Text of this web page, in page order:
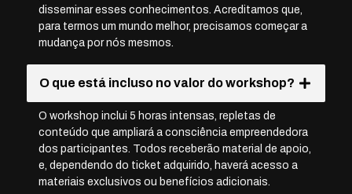
disseminar esses conhecimentos. Acreditamos que,
para termos um mundo melhor, precisamos começar a
mudança por nós mesmos.
O que está incluso no valor do workshop?
O workshop inclui 5 horas intensas, repletas de
conteúdo que ampliará a consciência empreendedora
dos participantes. Todos receberão material de apoio,
e, dependendo do ticket adquirido, haverá acesso a
materiais exclusivos ou benefícios adicionais.